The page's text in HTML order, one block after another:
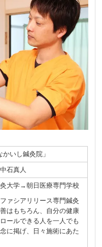
いし鍼灸院」
石真人
大学→朝日医療専門学校
ァシアリリース専門鍼灸
はもちろん、自分の健康
ールできる人を一人でも
に掲げ、日々施術にあた